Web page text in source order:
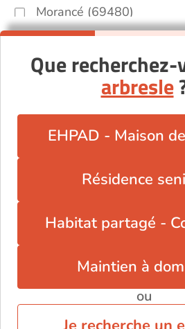
Morancé (69480)
Rillieux-la-Pape (69140)
Saint-Cyr-au-Mont-d'Or
Saint-Priest (69800)
Simandres (69360)
Tarare (69170)
Tassin-la-Demi-Lune
Villeurbanne (69100)
Autres villes du département
Caluire-et-Cuire (69300)
Que recherchez-
arbresle
EHPAD - Maison
Résidence
Habitat partagé -
Maintien à
ou